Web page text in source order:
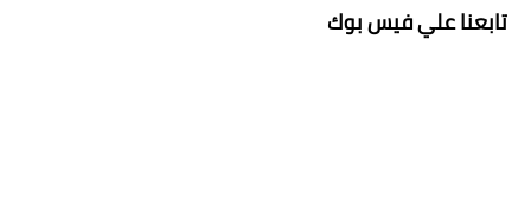
تابعنا علي فيس بوك